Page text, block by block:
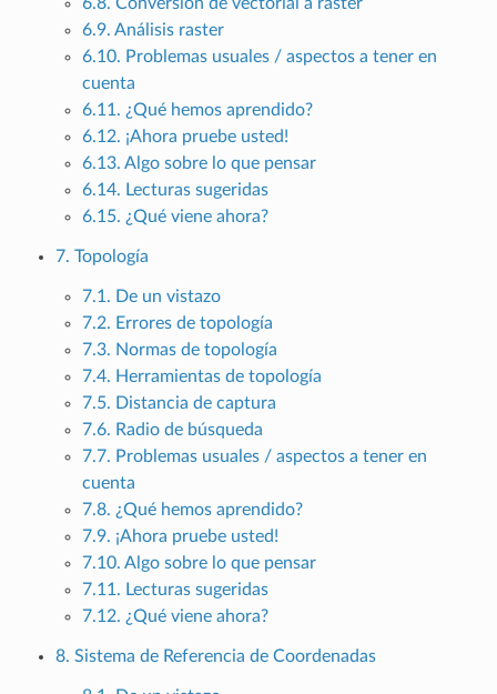
6.9. Análisis raster
6.10. Problemas usuales / aspectos a tener en
cuenta
6.11. ¿Qué hemos aprendido?
6.12. ¡Ahora pruebe usted!
6.13. Algo sobre lo que pensar
6.14. Lecturas sugeridas
6.15. ¿Qué viene ahora?
7. Topología
7.1. De un vistazo
7.2. Errores de topología
7.3. Normas de topología
7.4. Herramientas de topología
7.5. Distancia de captura
7.6. Radio de búsqueda
7.7. Problemas usuales / aspectos a tener en
cuenta
7.8. ¿Qué hemos aprendido?
7.9. ¡Ahora pruebe usted!
7.10. Algo sobre lo que pensar
7.11. Lecturas sugeridas
7.12. ¿Qué viene ahora?
8. Sistema de Referencia de Coordenadas